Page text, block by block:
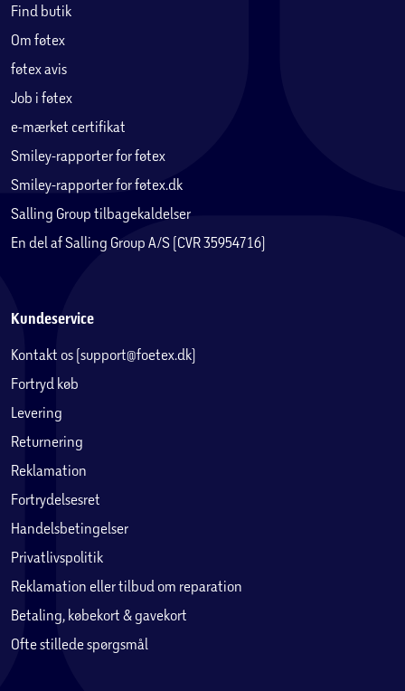
Find butik
Om føtex
føtex avis
Job i føtex
e-mærket certifikat
Smiley-rapporter for føtex
Smiley-rapporter for føtex.dk
Salling Group tilbagekaldelser
En del af Salling Group A/S (CVR 35954716)
Kundeservice
Kontakt os (support@foetex.dk)
Fortryd køb
Levering
Returnering
Reklamation
Fortrydelsesret
Handelsbetingelser
Privatlivspolitik
Reklamation eller tilbud om reparation
Betaling, købekort & gavekort
Ofte stillede spørgsmål